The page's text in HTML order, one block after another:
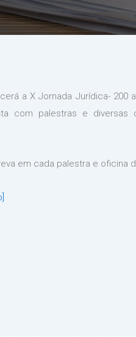
a X Jornada Jurídica-
com palestras e
em cada palestra e oficina